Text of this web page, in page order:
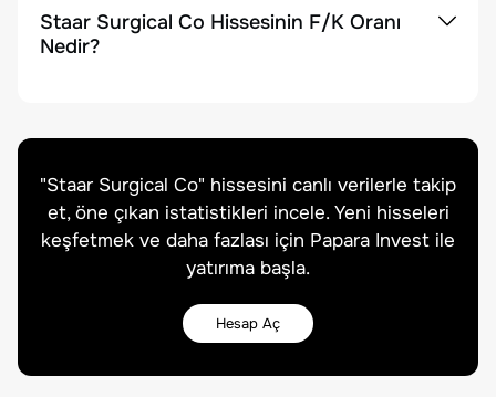
Staar Surgical Co Hissesinin F/K Oranı
Nedir?
"Staar Surgical Co" hissesini canlı verilerle takip
et, öne çıkan istatistikleri incele. Yeni hisseleri
keşfetmek ve daha fazlası için Papara Invest ile
yatırıma başla.
Hesap Aç